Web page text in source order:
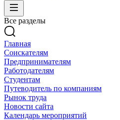
Все разделы
Главная
Соискателям
Предпринимателям
Работодателям
Студентам
Путеводитель по компаниям
Рынок труда
Новости сайта
Календарь мероприятий